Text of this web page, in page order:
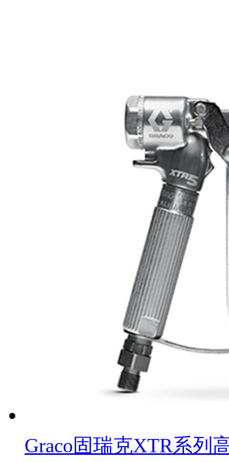
Graco固瑞克XTR系列